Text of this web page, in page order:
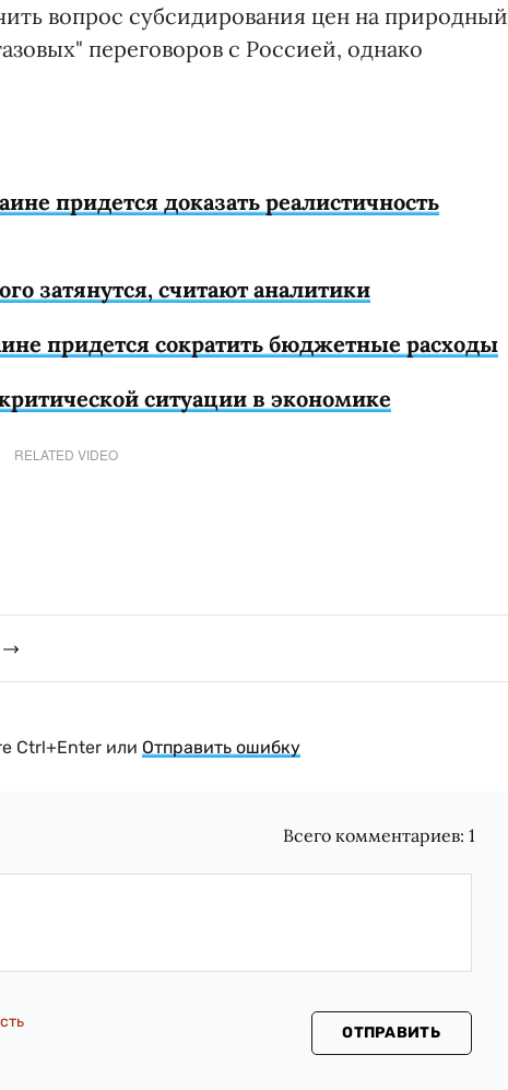
вопрос субсидирования цен на природный
переговоров с Россией, однако
придется доказать реалистичность
затянутся, считают аналитики
придется сократить бюджетные расходы
ситуации в экономике
RELATED VIDEO
Ctrl+Enter или Отправить ошибку
Всего комментариев:1
ОТПРАВИТЬ